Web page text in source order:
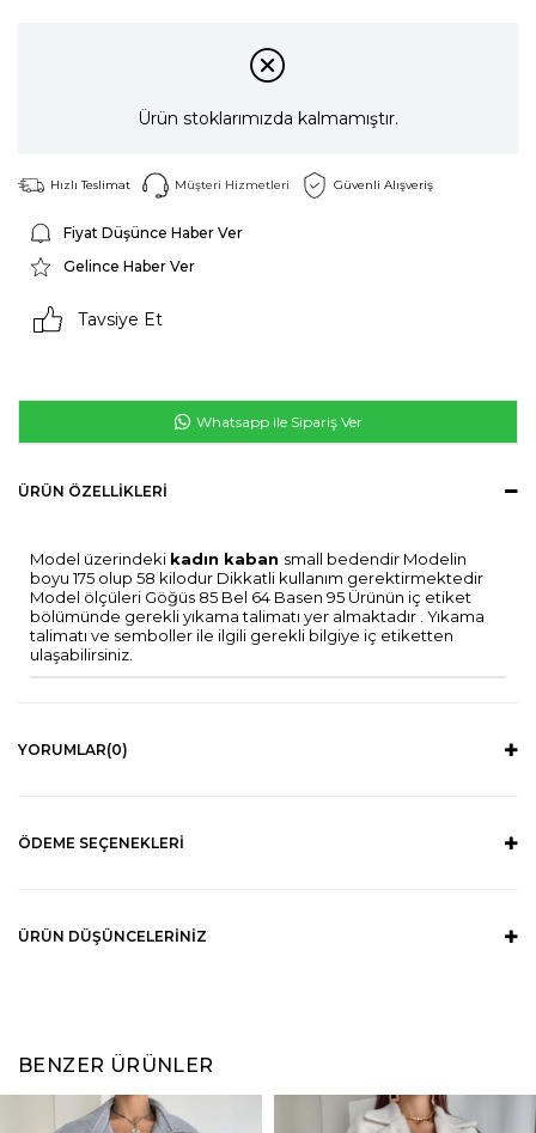
Ürün stoklarımızda kalmamıştır.
Hızlı Teslimat Müşteri Hizmetleri Güvenli Alışveriş
Fiyat Düşünce Haber Ver
Gelince Haber Ver
Tavsiye Et
Whatsapp ile Sipariş Ver
ÜRÜN ÖZELLIKLERI
Model üzerindeki kadın kaban small bedendir Modelin
boyu 175 olup 58 kilodur Dikkatli kullanım gerektirmektedir
Model ölçüleri Göğüs 85 Bel 64 Basen 95 Ürünün iç etiket
bölümünde gerekli yıkama talimatı yer almaktadır . Yıkama
talimatı ve semboller ile ilgili gerekli bilgiye iç etiketten
ulaşabilirsiniz.
YORUMLAR(0)
ÖDEME SEÇENEKLERI
ÜRÜN DÜŞÜNCELERINIZ
BENZER ÜRÜNLER